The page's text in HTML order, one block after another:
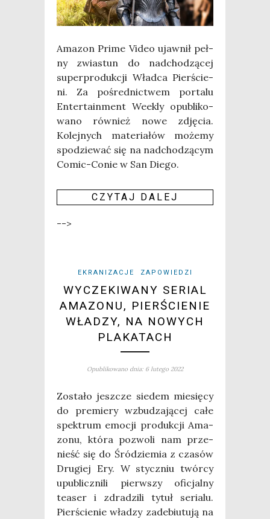
Ama­zon Pri­me Video ujaw­nił peł­
ny zwia­stun do nad­cho­dzą­cej
super­pro­duk­cji Wład­ca Pier­ście­
ni. Za pośred­nic­twem por­ta­lu
Enter­ta­in­ment Weekly opu­bli­ko­
wa­no rów­nież nowe zdję­cia.
Kolej­nych mate­ria­łów może­my
spo­dzie­wać się na nad­cho­dzą­cym
Comic-Conie w San Die­go.
CZY­TAJ DALEJ
-->
EKRANIZACJE ZAPOWIEDZI
WYCZEKIWANY SERIAL
AMAZONU, PIERŚCIENIE
WŁADZY, NA NOWYCH
PLAKATACH
Opublikowano dnia: 6 lutego 2022
Zosta­ło jesz­cze sie­dem mie­się­cy
do pre­mie­ry wzbu­dza­ją­cej całe
spek­trum emo­cji pro­duk­cji Ama­
zo­nu, któ­ra pozwo­li nam prze­
nieść się do Śród­zie­mia z cza­sów
Dru­giej Ery. W stycz­niu twór­cy
upu­blicz­ni­li pierw­szy ofi­cjal­ny
teaser i zdra­dzi­li tytuł seria­lu.
Pier­ście­nie wła­dzy zade­biu­tu­ją na